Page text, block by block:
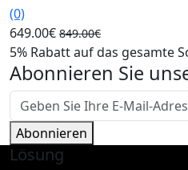
(0)
649.00€ 849.00€
5% Rabatt auf das gesamte
Abonnieren Sie
Abonnieren
Lösung